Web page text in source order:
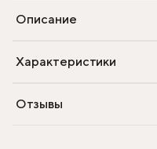
Описание
Характеристики
Отзывы